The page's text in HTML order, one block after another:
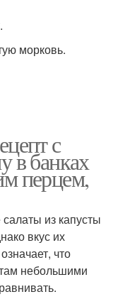
морковь.
с
в банках
перцем,
из капусты
вкус их
что
небольшими